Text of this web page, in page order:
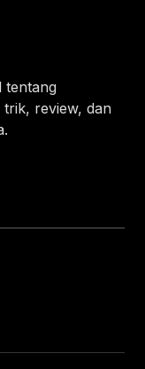
tentang
review, dan